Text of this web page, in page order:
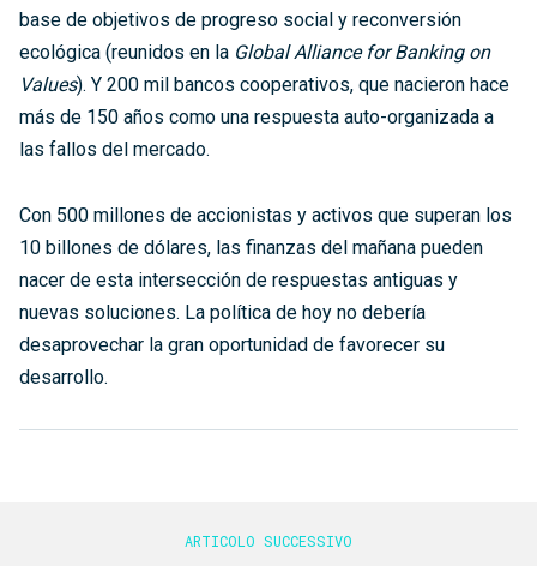
base de objetivos de progreso social y reconversión
ecológica (reunidos en la Global Alliance for Banking on
Values). Y 200 mil bancos cooperativos, que nacieron hace
más de 150 años como una respuesta auto-organizada a
las fallos del mercado.
Con 500 millones de accionistas y activos que superan los
10 billones de dólares, las finanzas del mañana pueden
nacer de esta intersección de respuestas antiguas y
nuevas soluciones. La política de hoy no debería
desaprovechar la gran oportunidad de favorecer su
desarrollo.